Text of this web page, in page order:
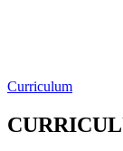
Curriculum